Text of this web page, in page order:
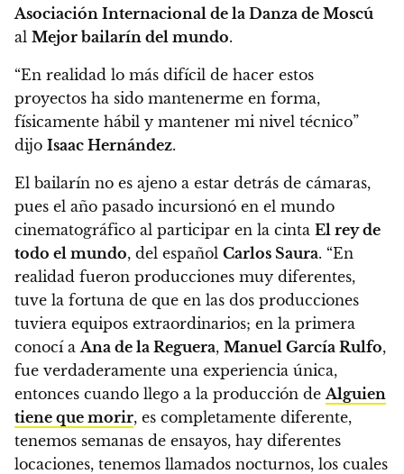
Asociación Internacional de la Danza de Moscú
al Mejor bailarín del mundo.
“En realidad lo más difícil de hacer estos
proyectos ha sido mantenerme en forma,
físicamente hábil y mantener mi nivel técnico”
dijo Isaac Hernández.
El bailarín no es ajeno a estar detrás de cámaras,
pues el año pasado incursionó en el mundo
cinematográfico al participar en la cinta El rey de
todo el mundo, del español Carlos Saura. “En
realidad fueron producciones muy diferentes,
tuve la fortuna de que en las dos producciones
tuviera equipos extraordinarios; en la primera
conocí a Ana de la Reguera, Manuel García Rulfo,
fue verdaderamente una experiencia única,
entonces cuando llego a la producción de Alguien
tiene que morir, es completamente diferente,
tenemos semanas de ensayos, hay diferentes
locaciones, tenemos llamados nocturnos, los cuales